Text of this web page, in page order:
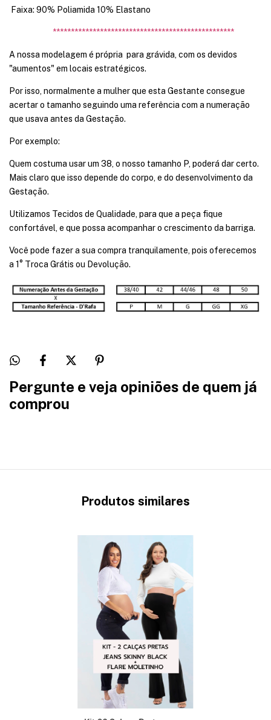
Faixa: 90% Poliamida 10% Elastano
**************************************************
A nossa modelagem é própria para grávida, com os devidos
"aumentos" em locais estratégicos.
Por isso, normalmente a mulher que esta Gestante consegue
acertar o tamanho seguindo uma referência com a numeração
que usava antes da Gestação.
Por exemplo:
Quem costuma usar um 38, o nosso tamanho P, poderá dar certo.
Mais claro que isso depende do corpo, e do desenvolvimento da
Gestação.
Utilizamos Tecidos de Qualidade, para que a peça fique
confortável, e que possa acompanhar o crescimento da barriga.
Você pode fazer a sua compra tranquilamente, pois oferecemos
a 1° Troca Grátis ou Devolução.
Pergunte e veja opiniões de quem já
comprou
Produtos similares